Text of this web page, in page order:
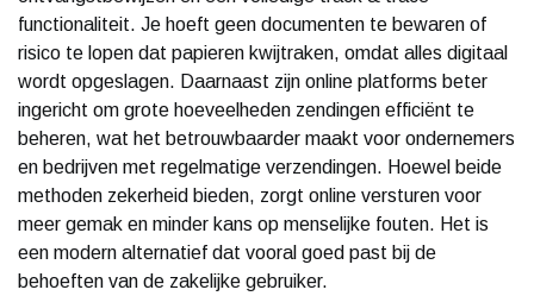
functionaliteit. Je hoeft geen documenten te bewaren of
risico te lopen dat papieren kwijtraken, omdat alles digitaal
wordt opgeslagen. Daarnaast zijn online platforms beter
ingericht om grote hoeveelheden zendingen efficiënt te
beheren, wat het betrouwbaarder maakt voor ondernemers
en bedrijven met regelmatige verzendingen. Hoewel beide
methoden zekerheid bieden, zorgt online versturen voor
meer gemak en minder kans op menselijke fouten. Het is
een modern alternatief dat vooral goed past bij de
behoeften van de zakelijke gebruiker.